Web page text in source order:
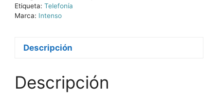
Etiqueta: Telefonía
Marca: Intenso
Descripción
Descripción